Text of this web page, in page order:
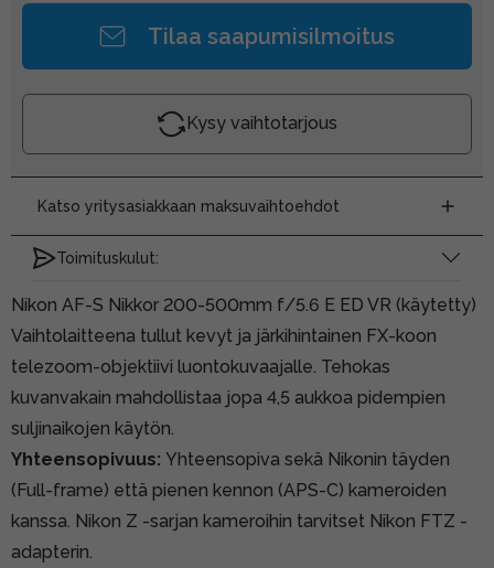
Tilaa saapumisilmoitus
Kysy vaihtotarjous
Katso yritysasiakkaan maksuvaihtoehdot
Toimituskulut:
Nikon AF-S Nikkor 200-500mm f/5.6 E ED VR (käytetty)
Vaihtolaitteena tullut kevyt ja järkihintainen FX-koon
telezoom-objektiivi luontokuvaajalle. Tehokas
kuvanvakain mahdollistaa jopa 4,5 aukkoa pidempien
suljinaikojen käytön.
Yhteensopivuus: Yhteensopiva sekä Nikonin täyden
(Full-frame) että pienen kennon (APS-C) kameroiden
kanssa. Nikon Z -sarjan kameroihin tarvitset Nikon FTZ -
adapterin.